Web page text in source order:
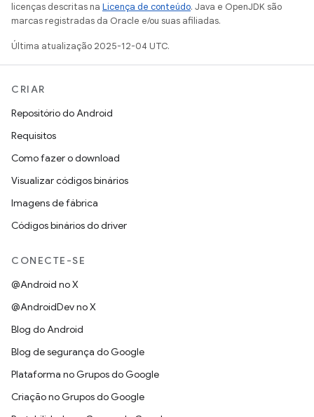
licenças descritas na Licença de conteúdo. Java e OpenJDK são
marcas registradas da Oracle e/ou suas afiliadas.
Última atualização 2025-12-04 UTC.
CRIAR
Repositório do Android
Requisitos
Como fazer o download
Visualizar códigos binários
Imagens de fábrica
Códigos binários do driver
CONECTE-SE
@Android no X
@AndroidDev no X
Blog do Android
Blog de segurança do Google
Plataforma no Grupos do Google
Criação no Grupos do Google